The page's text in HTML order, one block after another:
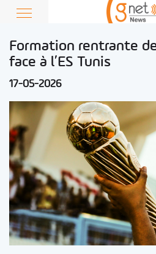
Formation rentrante
face à l’ES Tunis
17-05-2026